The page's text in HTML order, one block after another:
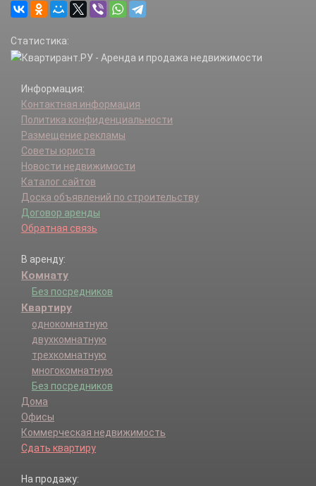
Статистика:
Информация:
Контактная информация
Политика конфиденциальности
Размещение рекламы
Советы юриста
Новости недвижимости
Каталог сайтов
Доска объявлений по строительству
Договор аренды
Обратная связь
В аренду:
Комнату
Без посредников
Квартиру
однокомнатную
двухкомнатную
трехкомнатную
многокомнатную
Без посредников
Дома
Офисы
Коммерческая недвижимость
Сдать квартиру
На продажу: